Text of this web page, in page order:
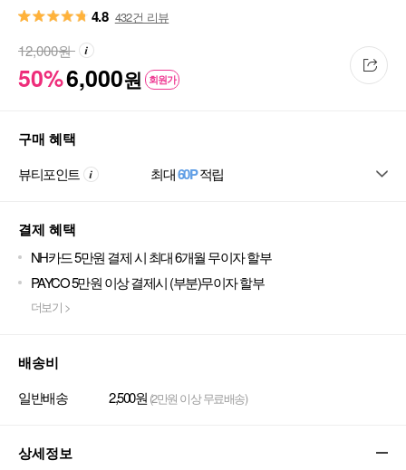
4.8 432건 리뷰
50%6,000원 회원가
12,000원
구매 혜택
뷰티포인트 최대60P적립
결제 혜택
NH카드 5만원 결제 시 최대 6개월 무이자 할부
PAYCO 5만원 이상 결제시 (부분)무이자 할부
더보기 >
배송비
일반배송 2,500원 (2만원 이상 무료배송)
상세정보